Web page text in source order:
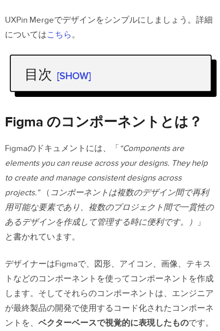
UXPin Mergeでデザインをシンプルにしましょう。詳細
についてはこちら。
目次 [SHOW]
Figma のコンポーネントとは？
ベクターベースのデザイン要素を理解す
結果ではなくワークフローを改善
UXPinのコンポーネントとは？違いに
ついて
インタラクティブプロトタイプを理解す
る
UXPin MergeとFigma Dev Mode
UXPin MergeとFigma – コンポーネン
トの比較
Figma のコンポーネントとは？
Figmaのドキュメントには、「 “Components are
elements you can reuse across your designs. They help
to create and manage consistent designs across
projects.”（ コンポーネントは複数のデザイン間で再利
用可能な要素であり、複数のプロジェクト間で一貫性の
あるデザインを作成して管理する時に便利です。）
」
と書かれています。
デザイナーはFigmaで、図形、アイコン、画像、テキス
トなどのコンポーネントを使ってコンポーネントを作成
します。そしてそれらのコンポーネントは、エンジニア
が最終製品の開発で使用するコード化されたコンポーネ
ントを、 ベクターベースで視覚的に表現したものです。